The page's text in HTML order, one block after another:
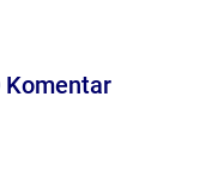
Komentar